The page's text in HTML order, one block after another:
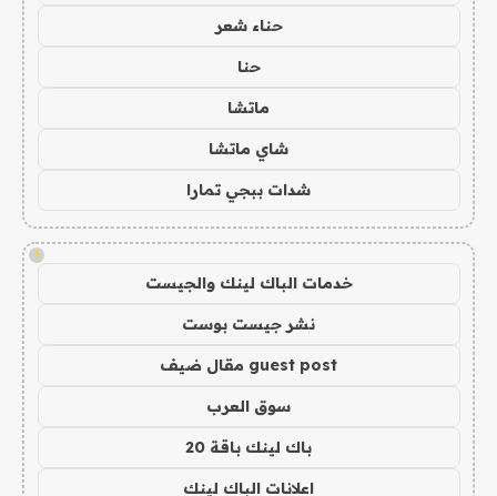
حناء شعر
حنا
ماتشا
شاي ماتشا
شدات ببجي تمارا
!
خدمات الباك لينك والجيست
نشر جيست بوست
guest post مقال ضيف
سوق العرب
باك لينك باقة 20
اعلانات الباك لينك